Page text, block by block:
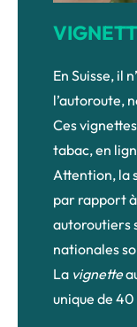
En Suisse, il
l’autoroute,
Ces
tabac, en
Attention, la
par rapport
autoroutiers
nationales
La vignette
unique de